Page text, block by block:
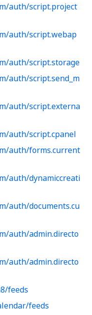
auth/script.project
auth/script.webap
auth/script.storage
auth/script.send_m
auth/script.externa
auth/script.cpanel
auth/forms.current
auth/dynamiccreati
auth/documents.cu
auth/admin.directo
auth/admin.directo
feeds
feeds